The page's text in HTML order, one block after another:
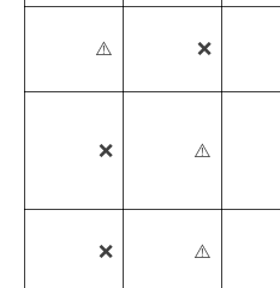
❌
⚠️
⚠️
❌
⚠️
❌